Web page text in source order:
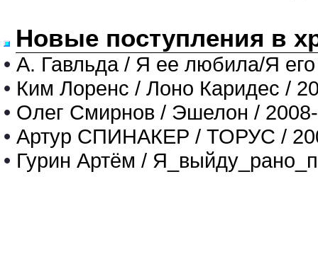
Новые поступления в
• А. Гавльда / Я ее любила/Я
• Ким Лоренс / Лоно Каридес /
• Олег Смирнов / Эшелон /
• Артур СПИНАКЕР / ТОРУС /
• Гурин Артём /